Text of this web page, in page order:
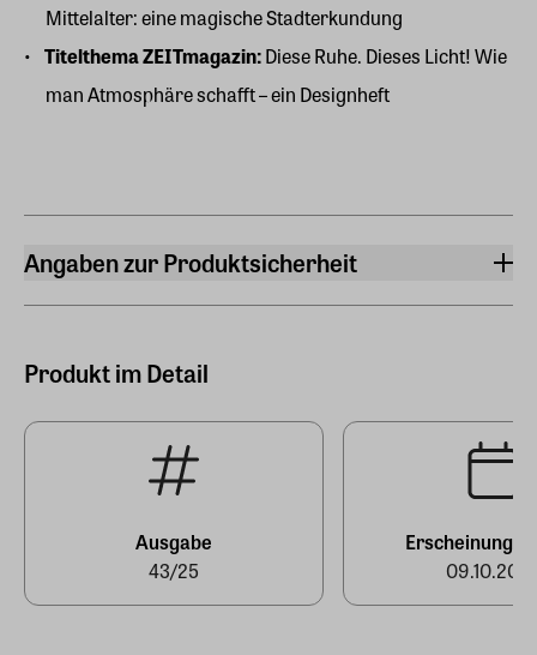
Mittelalter: eine magische Stadterkundung
Titelthema ZEITmagazin:Diese Ruhe. Dieses Licht! Wie
man Atmosphäre schafft – ein Designheft
Angaben zur Produktsicherheit
Deutschland (EU)
E-Mail-Adresse
Produkt im Detail
Ausgabe
43/25